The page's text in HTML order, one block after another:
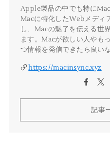
Apple製品の中でも特に
Macに特化したWebメディ
し、Macの魅了を伝える世
ます。Macが欲しい人やも
つ情報を発信できたら良い
https://macinsync.xyz
記事